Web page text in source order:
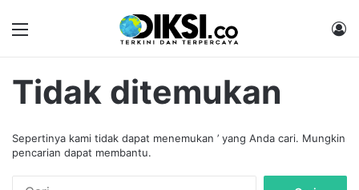
Tidak ditemukan
Sepertinya kami tidak dapat menemukan ’ yang Anda cari. Mungkin
pencarian dapat membantu.